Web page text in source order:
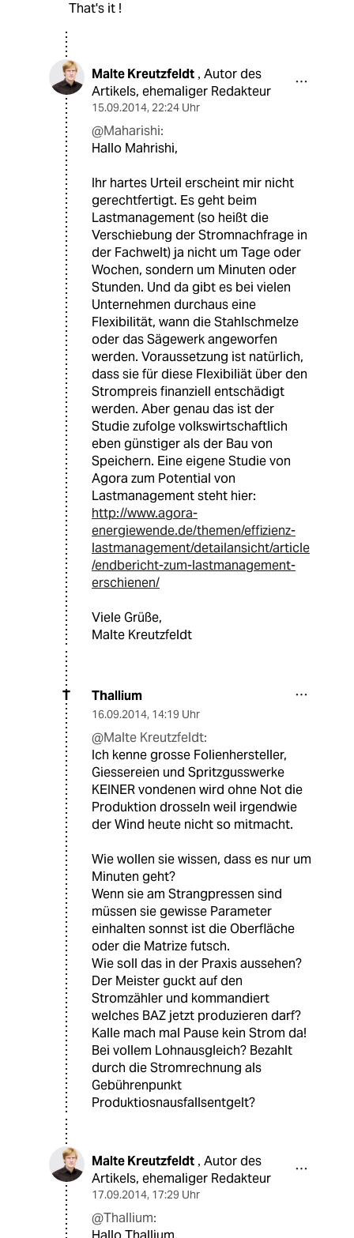
That's it !
Malte Kreutzfeldt , Autor des
Artikels, ehemaliger Redakteur
15.09.2014, 22:24 Uhr
@Maharishi:
Hallo Mahrishi,
Ihr hartes Urteil erscheint mir nicht
gerechtfertigt. Es geht beim
Lastmanagement (so heißt die
Verschiebung der Stromnachfrage in
der Fachwelt) ja nicht um Tage oder
Wochen, sondern um Minuten oder
Stunden. Und da gibt es bei vielen
Unternehmen durchaus eine
Flexibilität, wann die Stahlschmelze
oder das Sägewerk angeworfen
werden. Voraussetzung ist natürlich,
dass sie für diese Flexibiliät über den
Strompreis finanziell entschädigt
werden. Aber genau das ist der
Studie zufolge volkswirtschaftlich
eben günstiger als der Bau von
Speichern. Eine eigene Studie von
Agora zum Potential von
Lastmanagement steht hier:
http://www.agora-
energiewende.de/themen/effizienz-
lastmanagement/detailansicht/article
/endbericht-zum-lastmanagement-
erschienen/
Viele Grüße,
Malte Kreutzfeldt
T Thallium
16.09.2014, 14:19 Uhr
@Malte Kreutzfeldt:
Ich kenne grosse Folienhersteller,
Giessereien und Spritzgusswerke
KEINER vondenen wird ohne Not die
Produktion drosseln weil irgendwie
der Wind heute nicht so mitmacht.
Wie wollen sie wissen, dass es nur um
Minuten geht?
Wenn sie am Strangpressen sind
müssen sie gewisse Parameter
einhalten sonnst ist die Oberfläche
oder die Matrize futsch.
Wie soll das in der Praxis aussehen?
Der Meister guckt auf den
Stromzähler und kommandiert
welches BAZ jetzt produzieren darf?
Kalle mach mal Pause kein Strom da!
Bei vollem Lohnausgleich? Bezahlt
durch die Stromrechnung als
Gebührenpunkt
Produktiosnausfallsentgelt?
Malte Kreutzfeldt , Autor des
Artikels, ehemaliger Redakteur
17.09.2014, 17:29 Uhr
@Thallium: